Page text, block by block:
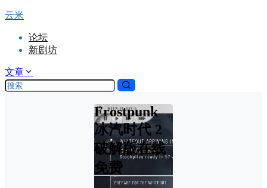
云米
论坛
新剧坊
文章
Frostpunk
冰汽时代 2
破解版在线
免费